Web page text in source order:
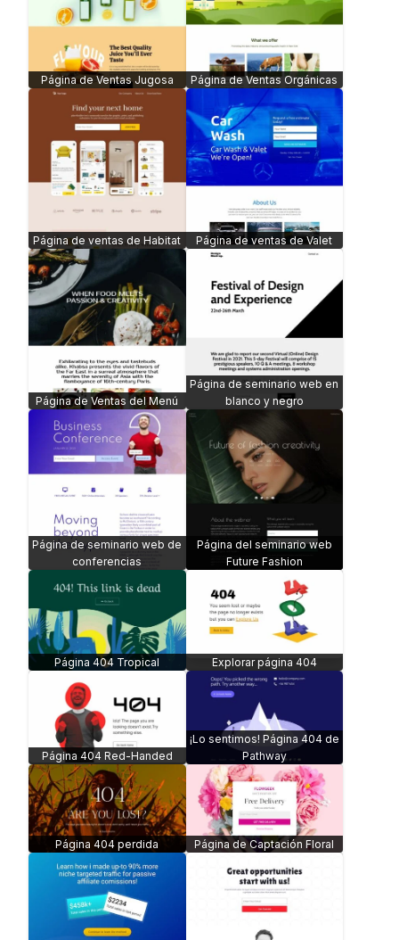
Página de Ventas Jugosa Página de Ventas Orgánicas
Página de ventas de Habitat Página de ventas de Valet
Página de Ventas del Menú
Página de seminario web en
blanco y negro
Página de seminario web de
conferencias
Página del seminario web
Future Fashion
Página 404 Tropical Explorar página 404
Página 404 Red-Handed
¡Lo sentimos! Página 404 de
Pathway
Página 404 perdida Página de Captación Floral